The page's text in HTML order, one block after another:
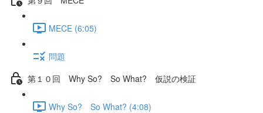
MECE (6:05)
問題
第１０回 Why So? So What? 仮説の検証
Why So? So What? (4:08)